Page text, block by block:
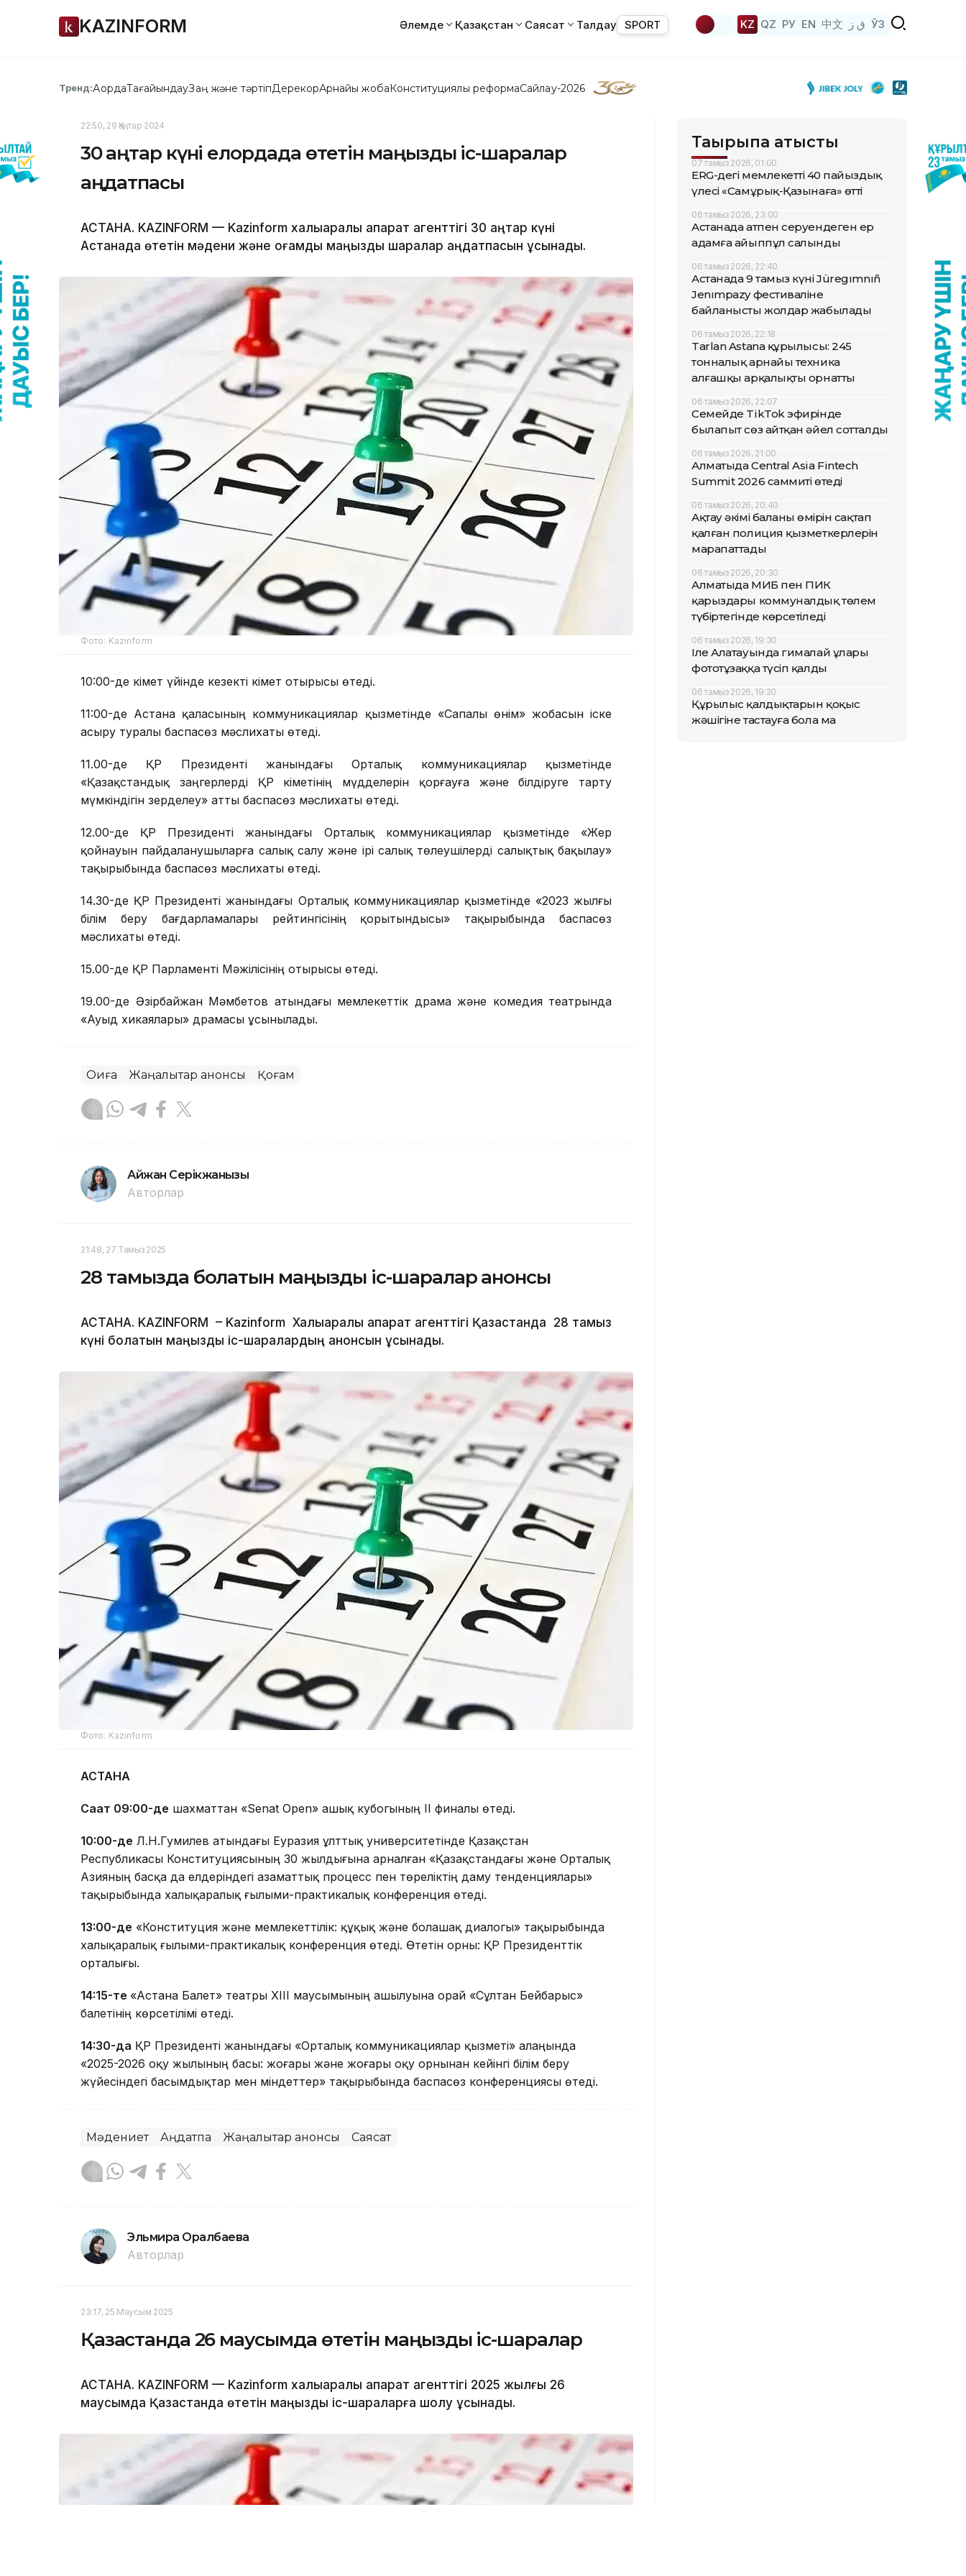
KAZINFORM Әлемде Қазақстан Саясат Талдау SPORT KZ QZ РУ EN 中文 ق ز ЎЗ
Тренд:АқордаТағайындауЗаң және тәртіпДерекқорАрнайы жобаКонституциялық реформаСайлау-2026
22:50, 29 Қаңтар 2024
30 қаңтар күні елордада өтетін маңызды іс-шаралар
аңдатпасы
АСТАНА. KAZINFORM — Kazinform халықаралық ақпарат агенттігі 30 қаңтар күні
Астанада өтетін мәдени және қоғамдық маңызды шаралар аңдатпасын ұсынады.
Фото: Kazinform
10:00-де Үкімет үйінде кезекті Үкімет отырысы өтеді.
11:00-де Астана қаласының коммуникациялар қызметінде «Сапалы өнім» жобасын іске
асыру туралы баспасөз мәслихаты өтеді.
11.00-де ҚР Президенті жанындағы Орталық коммуникациялар қызметінде
«Қазақстандық заңгерлерді ҚР Үкіметінің мүдделерін қорғауға және білдіруге тарту
мүмкіндігін зерделеу» атты баспасөз мәслихаты өтеді.
12.00-де ҚР Президенті жанындағы Орталық коммуникациялар қызметінде «Жер
қойнауын пайдаланушыларға салық салу және ірі салық төлеушілерді салықтық бақылау»
тақырыбында баспасөз мәслихаты өтеді.
14.30-де ҚР Президенті жанындағы Орталық коммуникациялар қызметінде «2023 жылғы
білім беру бағдарламалары рейтингісінің қорытындысы» тақырыбында баспасөз
мәслихаты өтеді.
15.00-де ҚР Парламенті Мәжілісінің отырысы өтеді.
19.00-де Әзірбайжан Мәмбетов атындағы мемлекеттік драма және комедия театрында
«Ауыд хикаялары» драмасы ұсынылады.
Оқиға Жаңалықтар анонсы Қоғам
Айжан Серікжанқызы
Авторлар
21:48, 27 Тамыз 2025
28 тамызда болатын маңызды іс-шаралар анонсы
АСТАНА. KAZINFORM – Kazinform Халықаралық ақпарат агенттігі Қазақстанда 28 тамыз
күні болатын маңызды іс-шаралардың анонсын ұсынады.
Фото: Kazinform
АСТАНА
Сағат 09:00-де шахматтан «Senat Open» ашық кубогының II финалы өтеді.
10:00-де Л.Н.Гумилев атындағы Еуразия ұлттық университетінде Қазақстан
Республикасы Конституциясының 30 жылдығына арналған «Қазақстандағы және Орталық
Азияның басқа да елдеріндегі азаматтық процесс пен төреліктің даму тенденциялары»
тақырыбында халықаралық ғылыми-практикалық конференция өтеді.
13:00-де «Конституция және мемлекеттілік: құқық және болашақ диалогы» тақырыбында
халықаралық ғылыми-практикалық конференция өтеді. Өтетін орны: ҚР Президенттік
орталығы.
14:15-те «Астана Балет» театры XIII маусымының ашылуына орай «Сұлтан Бейбарыс»
балетінің көрсетілімі өтеді.
14:30-да ҚР Президенті жанындағы «Орталық коммуникациялар қызметі» алаңында
«2025-2026 оқу жылының басы: жоғары және жоғары оқу орнынан кейінгі білім беру
жүйесіндегі басымдықтар мен міндеттер» тақырыбында баспасөз конференциясы өтеді.
Мәдениет Аңдатпа Жаңалықтар анонсы Саясат
Эльмира Оралбаева
Авторлар
23:17, 25 Маусым 2025
Қазақстанда 26 маусымда өтетін маңызды іс-шаралар
АСТАНА. KAZINFORM — Kazinform халықаралық ақпарат агенттігі 2025 жылғы 26
маусымда Қазақстанда өтетін маңызды іс-шараларға шолу ұсынады.
Тақырыпқа қатысты
07 тамыз 2026, 01:00
ERG-дегі мемлекеттің 40 пайыздық
үлесі «Самұрық-Қазынаға» өтті
06 тамыз 2026, 23:00
Астанада атпен серуендеген ер
адамға айыппұл салынды
06 тамыз 2026, 22:40
Астанада 9 тамыз күні Jüregımnıñ
Jenımpazy фестиваліне
байланысты жолдар жабылады
06 тамыз 2026, 22:18
Tarlan Astana құрылысы: 245
тонналық арнайы техника
алғашқы арқалықты орнатты
06 тамыз 2026, 22:07
Семейде TikTok эфирінде
былапыт сөз айтқан әйел сотталды
06 тамыз 2026, 21:00
Алматыда Central Asia Fintech
Summit 2026 саммиті өтеді
06 тамыз 2026, 20:40
Ақтау әкімі баланың өмірін сақтап
қалған полиция қызметкерлерін
марапаттады
06 тамыз 2026, 20:30
Алматыда МИБ пен ПИК
қарыздары коммуналдық төлем
түбіртегінде көрсетіледі
06 тамыз 2026, 19:30
Іле Алатауында гималай ұлары
фототұзаққа түсіп қалды
06 тамыз 2026, 19:20
Құрылыс қалдықтарын қоқыс
жәшігіне тастауға бола ма